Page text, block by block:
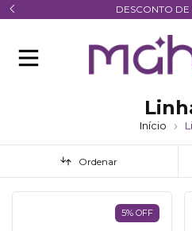
Frete Grátis acima de R$
Início
Ordenar
5% OFF